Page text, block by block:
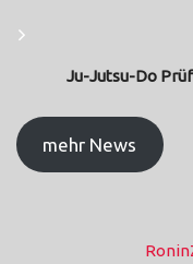
Ju-Jutsu-Do
mehr News